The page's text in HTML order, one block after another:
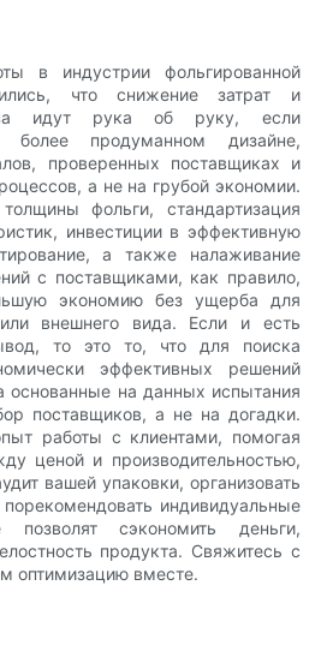
в индустрии фольгированной
что снижение затрат и
идут рука об руку, если
более продуманном дизайне,
проверенных поставщиках и
а не на грубой экономии.
фольги, стандартизация
инвестиции в эффективную
а также налаживание
с поставщиками, как правило,
экономию без ущерба для
внешнего вида. Если и есть
то это то, что для поиска
эффективных решений
основанные на данных испытания
поставщиков, а не на догадки.
работы с клиентами, помогая
ценой и производительностью,
вашей упаковки, организовать
индивидуальные
позволят сэкономить деньги,
продукта. Свяжитесь с
оптимизацию вместе.